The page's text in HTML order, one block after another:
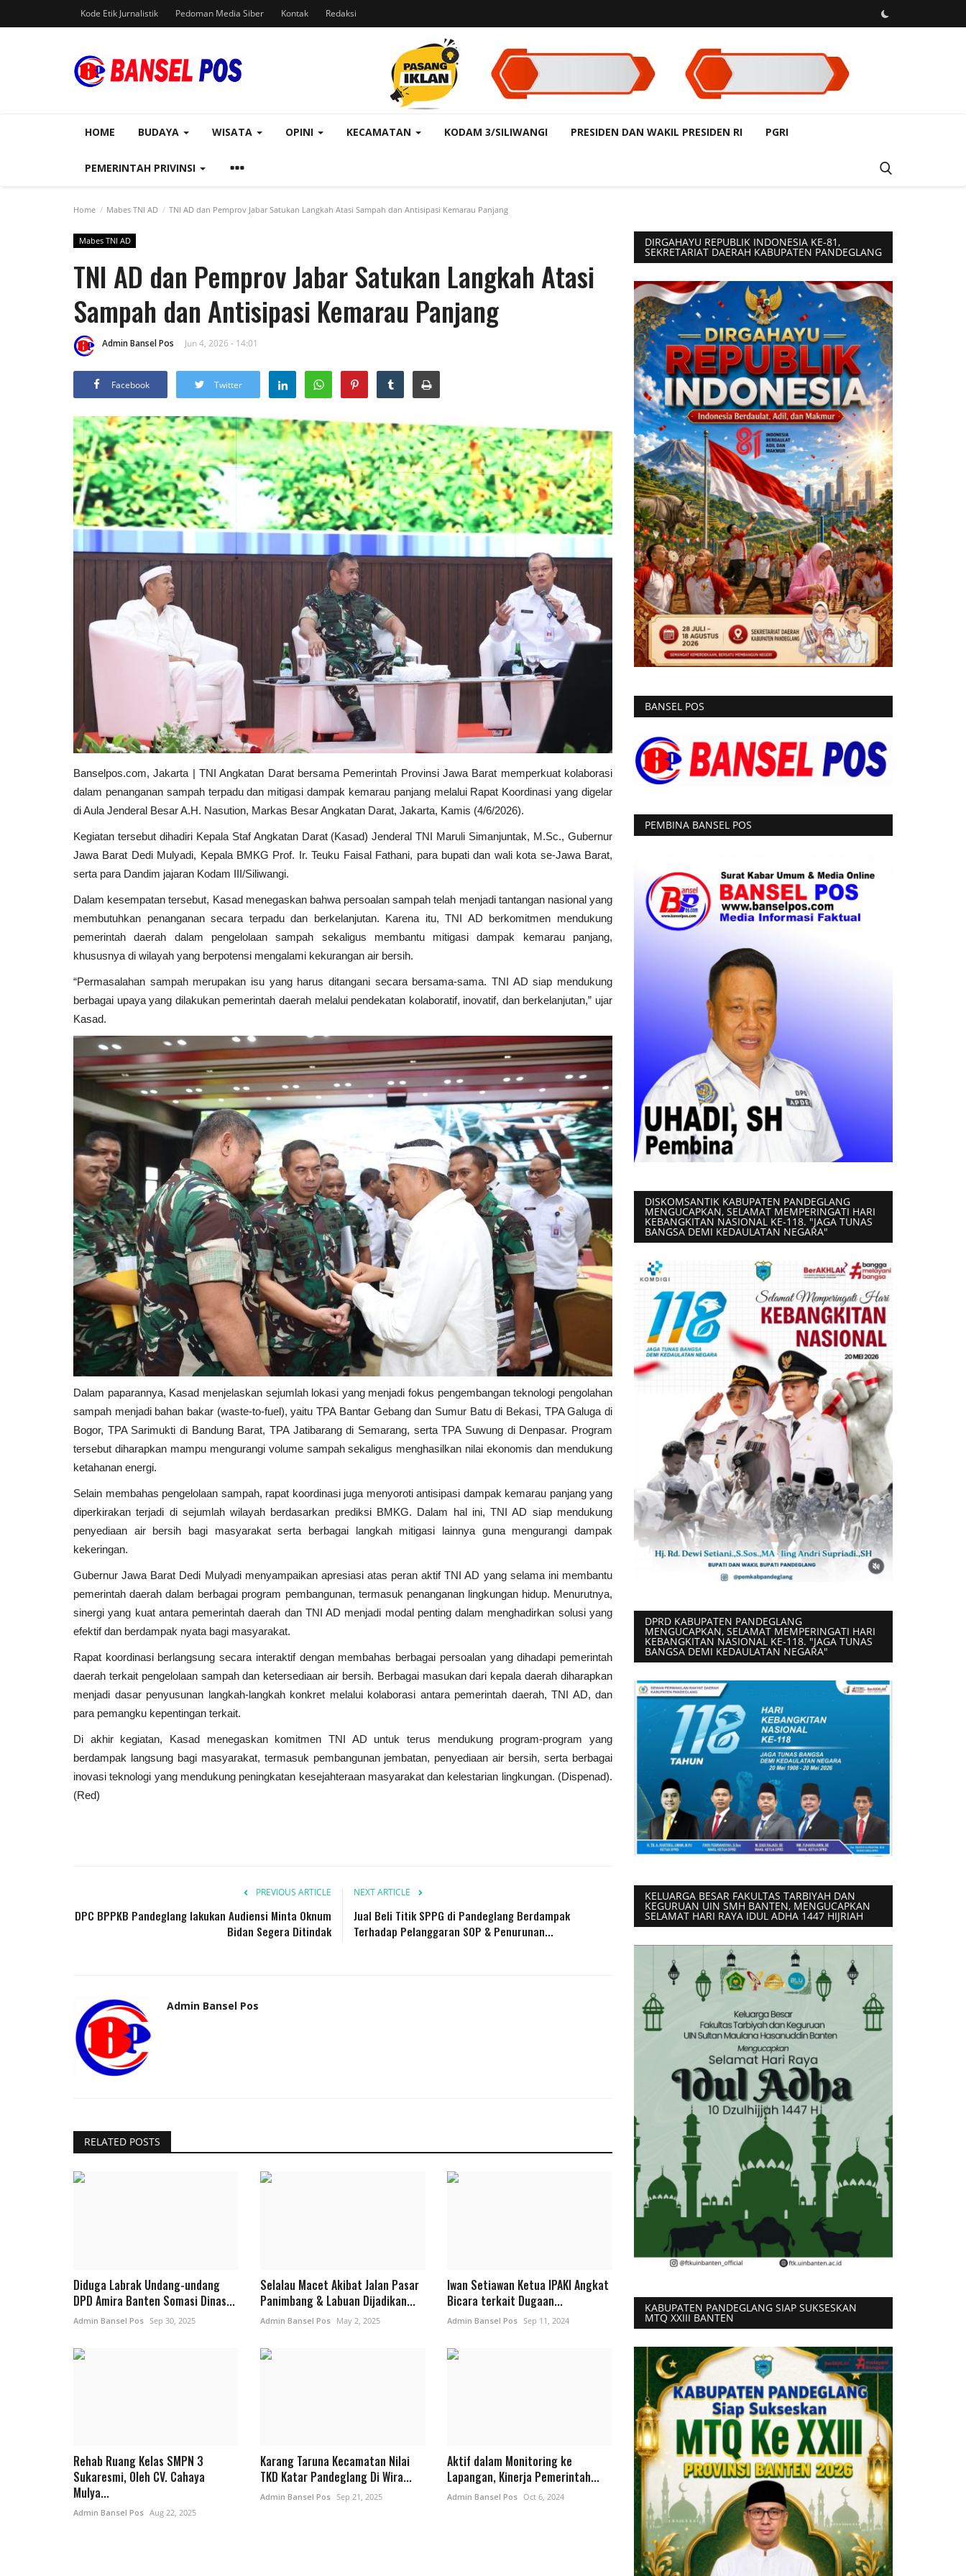
Kode Etik Jurnalistik Pedoman Media Siber Kontak Redaksi
HOME BUDAYA WISATA OPINI KECAMATAN KODAM 3/SILIWANGI PRESIDEN DAN WAKIL PRESIDEN RI PGRI
PEMERINTAH PRIVINSI
Home Mabes TNI AD TNI AD dan Pemprov Jabar Satukan Langkah Atasi Sampah dan Antisipasi Kemarau Panjang
Mabes TNI AD
TNI AD dan Pemprov Jabar Satukan Langkah Atasi
Sampah dan Antisipasi Kemarau Panjang
Admin Bansel Pos Jun 4, 2026 - 14:01
Facebook Twitter
Banselpos.com, Jakarta | TNI Angkatan Darat bersama Pemerintah Provinsi Jawa Barat memperkuat kolaborasi
dalam penanganan sampah terpadu dan mitigasi dampak kemarau panjang melalui Rapat Koordinasi yang digelar
di Aula Jenderal Besar A.H. Nasution, Markas Besar Angkatan Darat, Jakarta, Kamis (4/6/2026).
Kegiatan tersebut dihadiri Kepala Staf Angkatan Darat (Kasad) Jenderal TNI Maruli Simanjuntak, M.Sc., Gubernur
Jawa Barat Dedi Mulyadi, Kepala BMKG Prof. Ir. Teuku Faisal Fathani, para bupati dan wali kota se-Jawa Barat,
serta para Dandim jajaran Kodam III/Siliwangi.
Dalam kesempatan tersebut, Kasad menegaskan bahwa persoalan sampah telah menjadi tantangan nasional yang
membutuhkan penanganan secara terpadu dan berkelanjutan. Karena itu, TNI AD berkomitmen mendukung
pemerintah daerah dalam pengelolaan sampah sekaligus membantu mitigasi dampak kemarau panjang,
khususnya di wilayah yang berpotensi mengalami kekurangan air bersih.
“Permasalahan sampah merupakan isu yang harus ditangani secara bersama-sama. TNI AD siap mendukung
berbagai upaya yang dilakukan pemerintah daerah melalui pendekatan kolaboratif, inovatif, dan berkelanjutan,” ujar
Kasad.
Dalam paparannya, Kasad menjelaskan sejumlah lokasi yang menjadi fokus pengembangan teknologi pengolahan
sampah menjadi bahan bakar (waste-to-fuel), yaitu TPA Bantar Gebang dan Sumur Batu di Bekasi, TPA Galuga di
Bogor, TPA Sarimukti di Bandung Barat, TPA Jatibarang di Semarang, serta TPA Suwung di Denpasar. Program
tersebut diharapkan mampu mengurangi volume sampah sekaligus menghasilkan nilai ekonomis dan mendukung
ketahanan energi.
Selain membahas pengelolaan sampah, rapat koordinasi juga menyoroti antisipasi dampak kemarau panjang yang
diperkirakan terjadi di sejumlah wilayah berdasarkan prediksi BMKG. Dalam hal ini, TNI AD siap mendukung
penyediaan air bersih bagi masyarakat serta berbagai langkah mitigasi lainnya guna mengurangi dampak
kekeringan.
Gubernur Jawa Barat Dedi Mulyadi menyampaikan apresiasi atas peran aktif TNI AD yang selama ini membantu
pemerintah daerah dalam berbagai program pembangunan, termasuk penanganan lingkungan hidup. Menurutnya,
sinergi yang kuat antara pemerintah daerah dan TNI AD menjadi modal penting dalam menghadirkan solusi yang
efektif dan berdampak nyata bagi masyarakat.
Rapat koordinasi berlangsung secara interaktif dengan membahas berbagai persoalan yang dihadapi pemerintah
daerah terkait pengelolaan sampah dan ketersediaan air bersih. Berbagai masukan dari kepala daerah diharapkan
menjadi dasar penyusunan langkah-langkah konkret melalui kolaborasi antara pemerintah daerah, TNI AD, dan
para pemangku kepentingan terkait.
Di akhir kegiatan, Kasad menegaskan komitmen TNI AD untuk terus mendukung program-program yang
berdampak langsung bagi masyarakat, termasuk pembangunan jembatan, penyediaan air bersih, serta berbagai
inovasi teknologi yang mendukung peningkatan kesejahteraan masyarakat dan kelestarian lingkungan. (Dispenad).
(Red)
PREVIOUS ARTICLE
DPC BPPKB Pandeglang lakukan Audiensi Minta Oknum
Bidan Segera Ditindak
NEXT ARTICLE
Jual Beli Titik SPPG di Pandeglang Berdampak
Terhadap Pelanggaran SOP & Penurunan...
Admin Bansel Pos
RELATED POSTS
Diduga Labrak Undang-undang
DPD Amira Banten Somasi Dinas...
Admin Bansel Pos Sep 30, 2025
Selalau Macet Akibat Jalan Pasar
Panimbang & Labuan Dijadikan...
Admin Bansel Pos May 2, 2025
Iwan Setiawan Ketua IPAKI Angkat
Bicara terkait Dugaan...
Admin Bansel Pos Sep 11, 2024
Rehab Ruang Kelas SMPN 3
Sukaresmi, Oleh CV. Cahaya
Mulya...
Admin Bansel Pos Aug 22, 2025
Karang Taruna Kecamatan Nilai
TKD Katar Pandeglang Di Wira...
Admin Bansel Pos Sep 21, 2025
Aktif dalam Monitoring ke
Lapangan, Kinerja Pemerintah...
Admin Bansel Pos Oct 6, 2024
DIRGAHAYU REPUBLIK INDONESIA KE-81,
SEKRETARIAT DAERAH KABUPATEN PANDEGLANG
BANSEL POS
PEMBINA BANSEL POS
DISKOMSANTIK KABUPATEN PANDEGLANG
MENGUCAPKAN, SELAMAT MEMPERINGATI HARI
KEBANGKITAN NASIONAL KE-118. "JAGA TUNAS
BANGSA DEMI KEDAULATAN NEGARA"
DPRD KABUPATEN PANDEGLANG
MENGUCAPKAN, SELAMAT MEMPERINGATI HARI
KEBANGKITAN NASIONAL KE-118. "JAGA TUNAS
BANGSA DEMI KEDAULATAN NEGARA"
KELUARGA BESAR FAKULTAS TARBIYAH DAN
KEGURUAN UIN SMH BANTEN, MENGUCAPKAN
SELAMAT HARI RAYA IDUL ADHA 1447 HIJRIAH
KABUPATEN PANDEGLANG SIAP SUKSESKAN
MTQ XXIII BANTEN